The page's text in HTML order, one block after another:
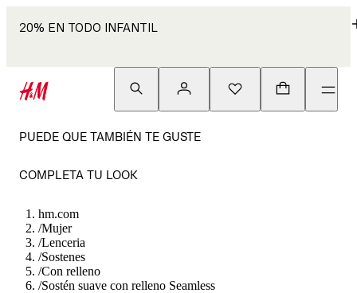
20% EN TODO INFANTIL
PUEDE QUE TAMBIÉN TE GUSTE
COMPLETA TU LOOK
hm.com
/Mujer
/Lenceria
/Sostenes
/Con relleno
/Sostén suave con relleno Seamless